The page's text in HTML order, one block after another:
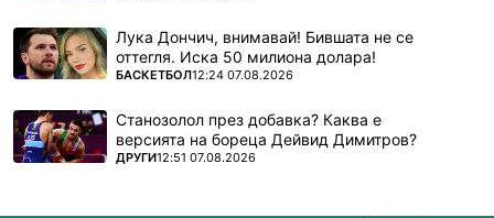
Лука Дончич, внимавай! Бившата не се
оттегля. Иска 50 милиона долара!
ПОВЕЧЕ ОТ
БАСКЕТБОЛ12:24 07.08.2026
Станозолол през добавка? Каква е
версията на бореца Дейвид Димитров?
ПОВЕЧЕ ОТ
ДРУГИ12:51 07.08.2026